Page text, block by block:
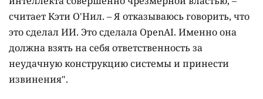
считает Кэти О'Нил. – Я отказываюсь говорить, что
это сделал ИИ. Это сделала OpenAI. Именно она
должна взять на себя ответственность за
неудачную конструкцию системы и принести
извинения".